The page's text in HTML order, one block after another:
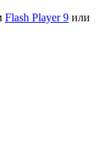
Flash Player 9 или